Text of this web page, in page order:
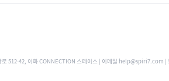
512-42, 이화 CONNECTION 스페이스 | 이메일 help@spiri7.com |